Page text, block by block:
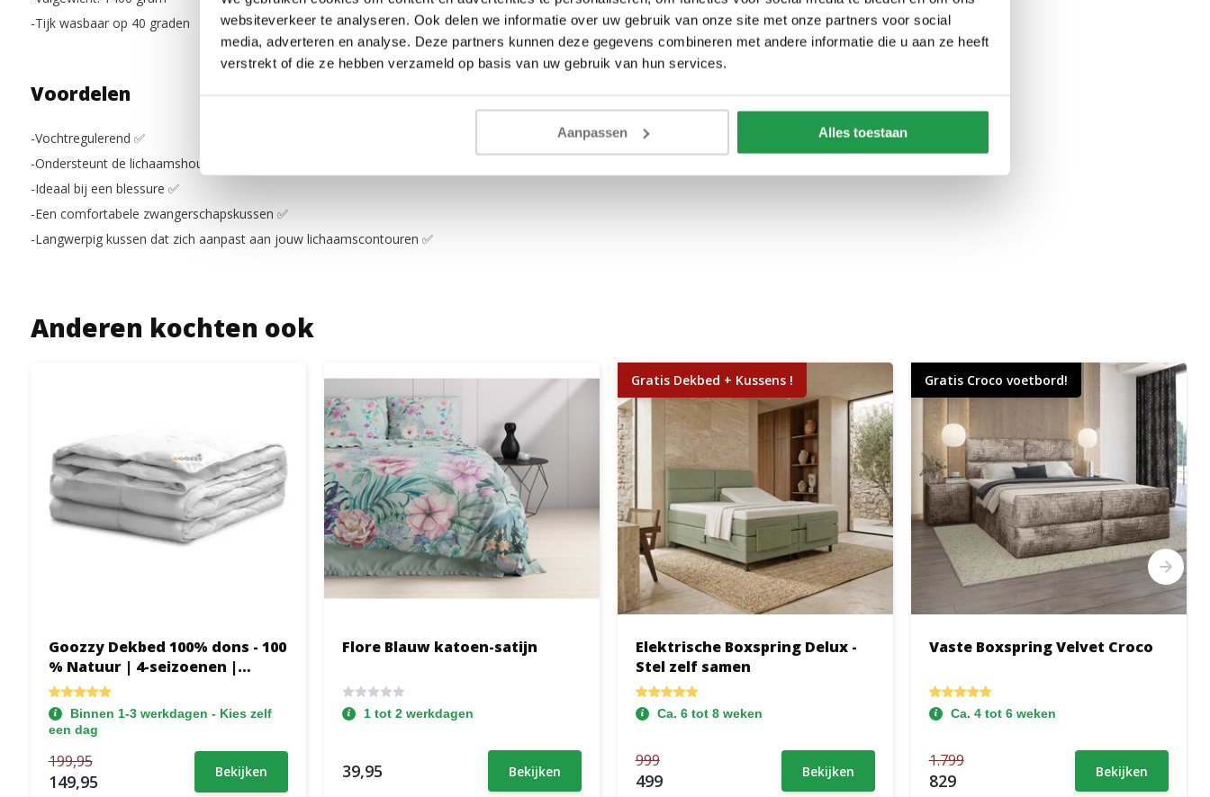
websiteverkeer te analyseren. Ook delen we informatie over uw gebruik van onze site met onze partners voor social
media, adverteren en analyse. Deze partners kunnen deze gegevens combineren met andere informatie die u aan ze heeft
verstrekt of die ze hebben verzameld op basis van uw gebruik van hun services.
Aanpassen Alles toestaan
-Tijk wasbaar op 40 graden
Voordelen
-Vochtregulerend ✅
-Ondersteunt de lichaamshouding
-Ideaal bij een blessure ✅
-Een comfortabele zwangerschapskussen ✅
-Langwerpig kussen dat zich aanpast aan jouw lichaamscontouren ✅
Anderen kochten ook
Goozzy Dekbed 100% dons - 100
% Natuur | 4-seizoenen |
Dubbel Dekbed
Binnen 1-3 werkdagen - Kies zelf
een dag
199,95
149,95 Bekijken
Flore Blauw katoen-satijn
1 tot 2 werkdagen
39,95 Bekijken
Gratis Dekbed + Kussens !
Elektrische Boxspring Delux -
Stel zelf samen
Ca. 6 tot 8 weken
999
499 Bekijken
Gratis Croco voetbord!
Vaste Boxspring Velvet Croco
Ca. 4 tot 6 weken
1.799
829 Bekijken